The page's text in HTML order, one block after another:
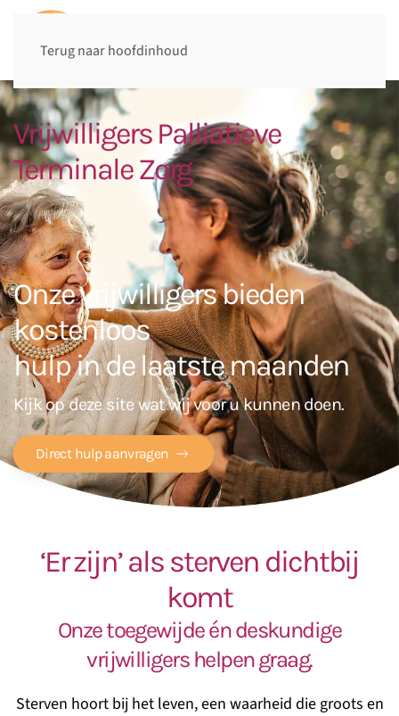
Terug naar hoofdinhoud
Vrijwilligers Palliatieve
Terminale Zorg
Onze vrijwilligers bieden
kostenloos
hulp in de laatste maanden
Kijk op deze site wat wij voor u kunnen doen.
Direct hulp aanvragen
‘Er zijn’ als sterven dichtbij
komt
Onzetoegewijde én deskundige
vrijwilligers helpen graag.
Sterven hoort bij het leven, een waarheid die groots en